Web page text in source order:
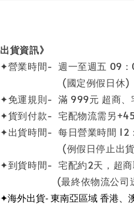
出貨資訊》
✦營業時間- 週一至週五 09
(國定例假日休)
✦免運規則- 滿 999元 超商、
✦貨到付款- 宅配物流需另
✦出貨時間- 每日營業時間 12
(例假日停止出
✦到貨時間- 宅配約2天，超商
(最終依物流公司送
✦海外出貨- 東南亞區域 香港、